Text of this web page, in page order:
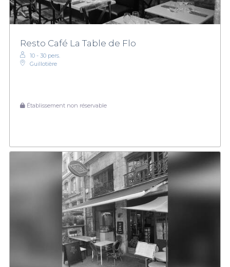
Resto Café La Table de Flo
10 - 30 pers.
Guillotière
Établissement non réservable